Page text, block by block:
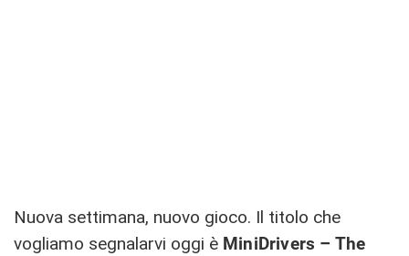
Nuova settimana, nuovo gioco. Il titolo che
vogliamo segnalarvi oggi è MiniDrivers – The